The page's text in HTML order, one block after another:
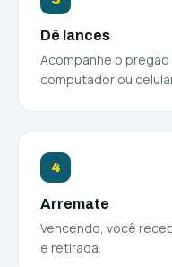
Dê lances
Acompanhe o
computador ou
4
Arremate
Vencendo, você
e retirada.